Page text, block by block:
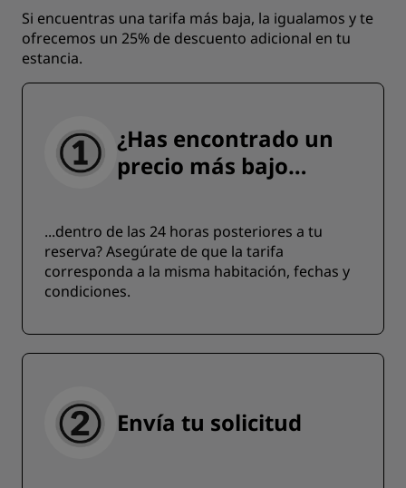
Si encuentras una tarifa más baja, la igualamos y te
ofrecemos un 25% de descuento adicional en tu
estancia.
¿Has encontrado un
precio más bajo…
...dentro de las 24 horas posteriores a tu
reserva? Asegúrate de que la tarifa
corresponda a la misma habitación, fechas y
condiciones.
Envía tu solicitud